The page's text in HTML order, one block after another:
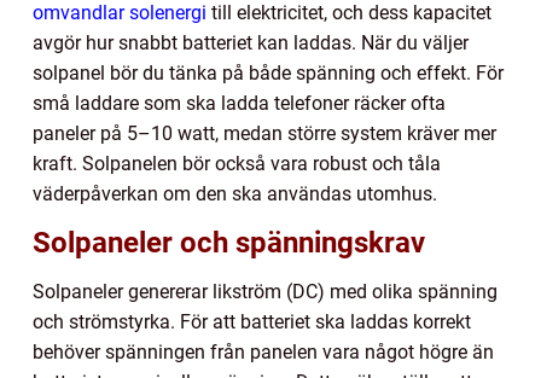
omvandlar solenergi till elektricitet, och dess kapacitet
avgör hur snabbt batteriet kan laddas. När du väljer
solpanel bör du tänka på både spänning och effekt. För
små laddare som ska ladda telefoner räcker ofta
paneler på 5–10 watt, medan större system kräver mer
kraft. Solpanelen bör också vara robust och tåla
väderpåverkan om den ska användas utomhus.
Solpaneler och spänningskrav
Solpaneler genererar likström (DC) med olika spänning
och strömstyrka. För att batteriet ska laddas korrekt
behöver spänningen från panelen vara något högre än